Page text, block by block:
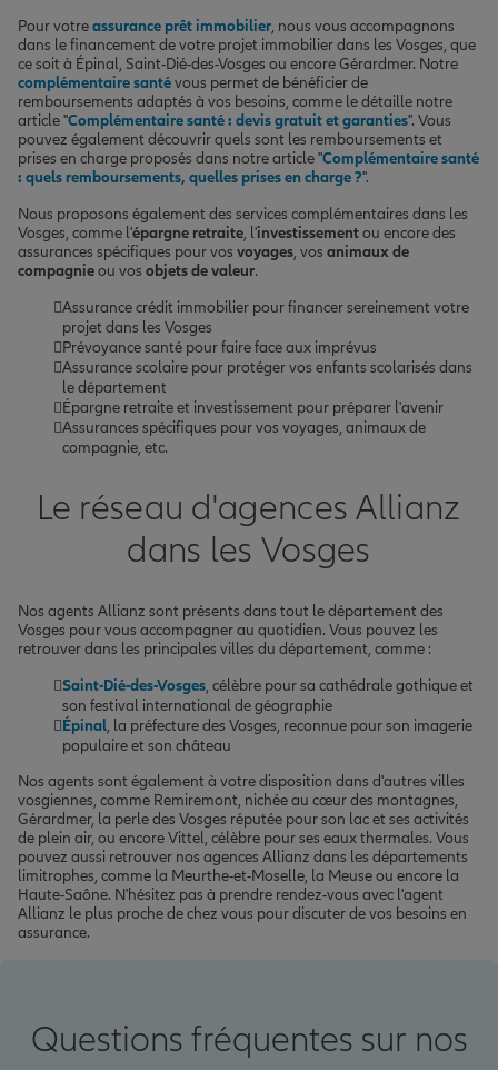
Pour votreassurance prêt immobilier, nous vous accompagnons
dans le financement de votre projet immobilier dans les Vosges, que
ce soit à Épinal, Saint-Dié-des-Vosges ou encore Gérardmer. Notre
complémentaire santévous permet de bénéficier de
remboursements adaptés à vos besoins, comme le détaille notre
article "Complémentaire santé : devis gratuit et garanties". Vous
pouvez également découvrir quels sont les remboursements et
prises en charge proposés dans notre article "Complémentaire santé
: quels remboursements, quelles prises en charge ?".
Nous proposons également des services complémentaires dans les
Vosges, comme l'épargne retraite, l'investissementou encore des
assurances spécifiques pour vos voyages, vos animaux de
compagnieou vos objets de valeur.
Assurance crédit immobilier pour financer sereinement votre
projet dans les Vosges
Prévoyance santé pour faire face aux imprévus
Assurance scolaire pour protéger vos enfants scolarisés dans
le département
Épargne retraite et investissement pour préparer l'avenir
Assurances spécifiques pour vos voyages, animaux de
compagnie, etc.
Le réseau d'agences Allianz
dans les Vosges
Nos agents Allianz sont présents dans tout le département des
Vosges pour vous accompagner au quotidien. Vous pouvez les
retrouver dans les principales villes du département, comme :
Saint-Dié-des-Vosges, célèbre pour sa cathédrale gothique et
son festival international de géographie
Épinal, la préfecture des Vosges, reconnue pour son imagerie
populaire et son château
Nos agents sont également à votre disposition dans d'autres villes
vosgiennes, comme Remiremont, nichée au cœur des montagnes,
Gérardmer, la perle des Vosges réputée pour son lac et ses activités
de plein air, ou encore Vittel, célèbre pour ses eaux thermales. Vous
pouvez aussi retrouver nos agences Allianz dans les départements
limitrophes, comme la Meurthe-et-Moselle, la Meuse ou encore la
Haute-Saône. N'hésitez pas à prendre rendez-vous avec l'agent
Allianz le plus proche de chez vous pour discuter de vos besoins en
assurance.
Questions fréquentes sur nos